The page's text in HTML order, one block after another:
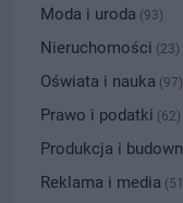
Moda i uroda (93)
Nieruchomości (23)
Oświata i nauka (97)
Prawo i podatki (62)
Produkcja i
Reklama i media